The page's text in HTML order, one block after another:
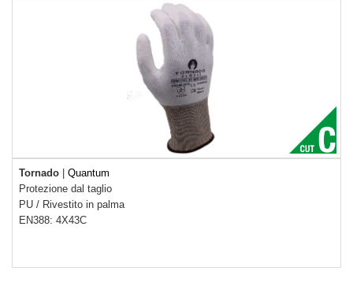
Tornado |Quantum
Protezione dal taglio
PU / Rivestito in palma
EN388: 4X43C